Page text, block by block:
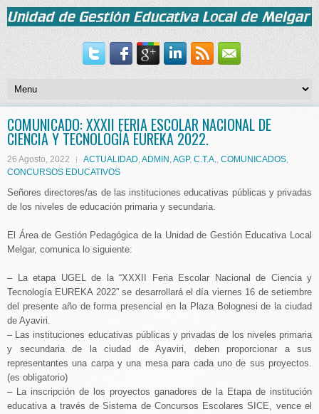
COMUNICADO: XXXII FERIA ESCOLAR NACIONAL DE
CIENCIA Y TECNOLOGÍA EUREKA 2022.
26 Agosto, 2022 ACTUALIDAD,ADMIN ,AGP, C.T.A., COMUNICADOS,
CONCURSOS EDUCATIVOS
Señores directores/as de las instituciones educativas públicas y privadas
de los niveles de educación primaria y secundaria.
El Área de Gestión Pedagógica de la Unidad de Gestión Educativa Local
Melgar, comunica lo siguiente:
– La etapa UGEL de la “XXXII Feria Escolar Nacional de Ciencia y
Tecnología EUREKA 2022” se desarrollará el día viernes 16 de setiembre
del presente año de forma presencial en la Plaza Bolognesi de la ciudad
de Ayaviri.
– Las instituciones educativas públicas y privadas de los niveles primaria
y secundaria de la ciudad de Ayaviri, deben proporcionar a sus
representantes una carpa y una mesa para cada uno de sus proyectos.
(es obligatorio)
– La inscripción de los proyectos ganadores de la Etapa de institución
educativa a través de Sistema de Concursos Escolares SICE, vence el